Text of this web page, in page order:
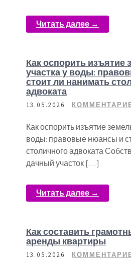
Читать далее →
Как оспорить изъятие
участка у воды:
стоит ли нанимать
адвоката
13.05.2026
Как оспорить изъятие
воды: правовые нюансы и
столичного адвоката
дачный участок […]
Читать далее →
Как составить
аренды квартиры
13.05.2026